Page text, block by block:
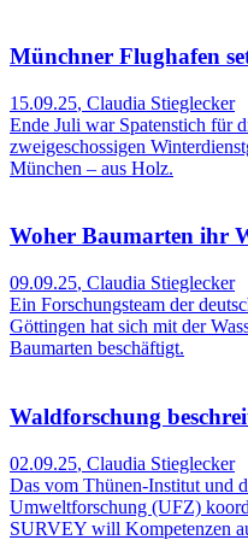
Münchner Flughafen
15.09.25, Claudia Stieglecker
Ende Juli war Spatenstich für
zweigeschossigen
München – aus Holz.
Woher Baumarten ihr
09.09.25, Claudia Stieglecker
Ein Forschungsteam der
Göttingen hat sich mit der
Baumarten beschäftigt.
Waldforschung
02.09.25, Claudia Stieglecker
Das vom Thünen-Institut und
Umweltforschung (UFZ)
SURVEY will Kompetenzen